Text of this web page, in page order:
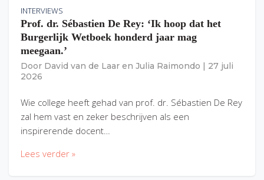
INTERVIEWS
Prof. dr. Sébastien De Rey: ‘Ik hoop dat het
Burgerlijk Wetboek honderd jaar mag
meegaan.’
Door David van de Laar en Julia Raimondo
27 juli
2026
Wie college heeft gehad van prof. dr. Sébastien De Rey
zal hem vast en zeker beschrijven als een
inspirerende docent…
Lees verder »